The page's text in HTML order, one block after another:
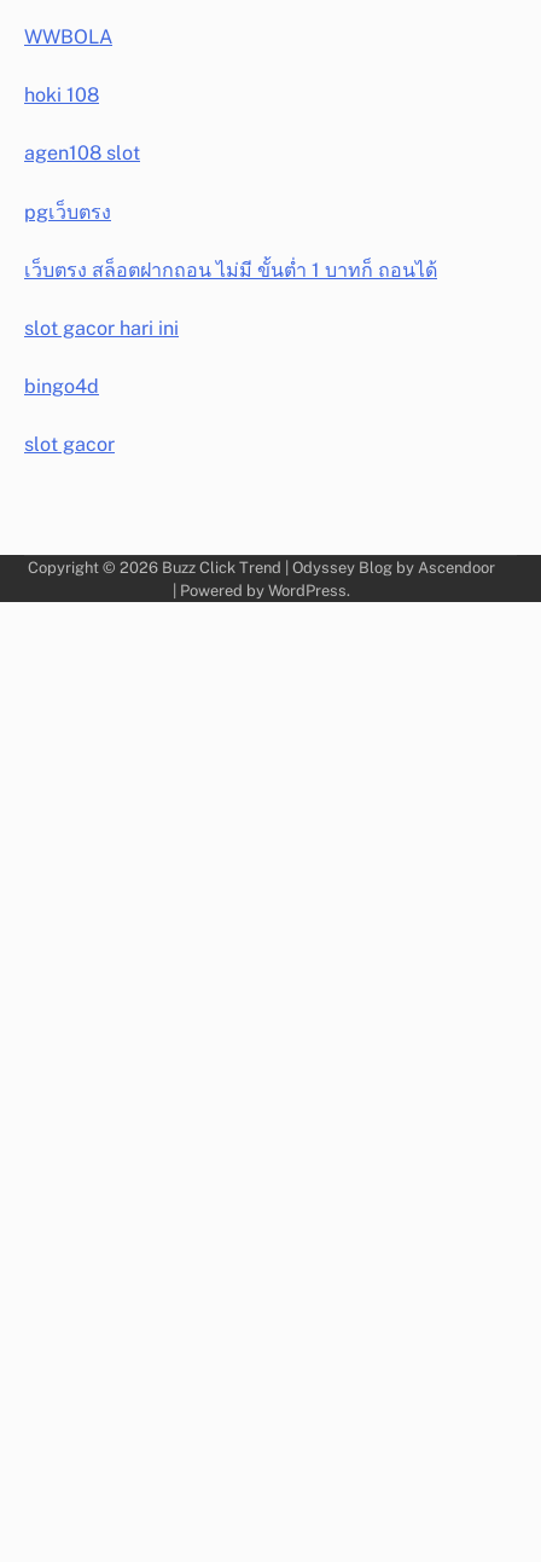
WWBOLA
hoki 108
agen108 slot
pgเว็บตรง
เว็บตรง สล็อตฝากถอน ไม่มี ขั้นต่ำ 1 บาทก็ ถอนได้
slot gacor hari ini
bingo4d
slot gacor
Copyright © 2026 Buzz Click Trend | Odyssey Blog by Ascendoor
| Powered by WordPress.